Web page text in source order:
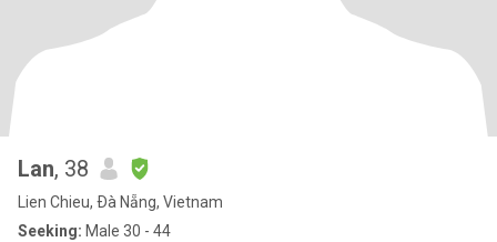
Lan, 38
Lien Chieu, Ðà Nẵng, Vietnam
Seeking: Male 30 - 44